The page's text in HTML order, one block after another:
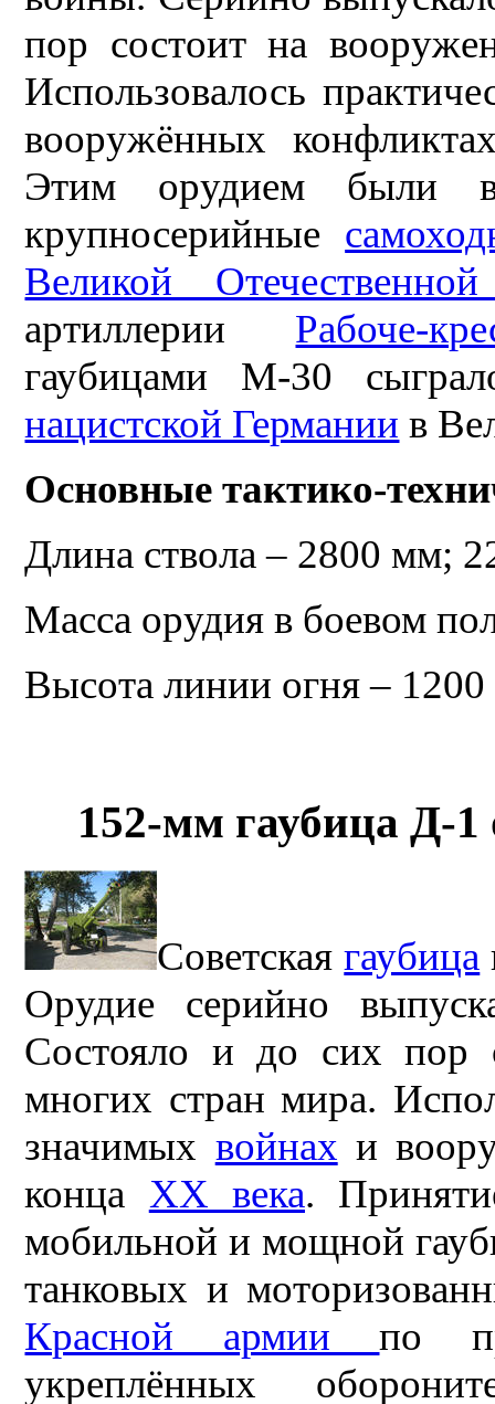
пор состоит на
Использовалось
вооружённых
Этим орудием были
крупносерийные
Великой
артиллерии Рабоче-
гаубицами М-30
нацистской Германии в
Основные тактико-
Длина ствола – 2800 мм;
Масса орудия в боевом
Высота линии огня –
152-мм гаубица Д-
Советскаягаубица
Орудие серийно
Состояло и до сих пор
многих стран мира.
значимых войнах и
конца XX века.
мобильной и мощной
танковых и
Красной армиипо
укреплённых